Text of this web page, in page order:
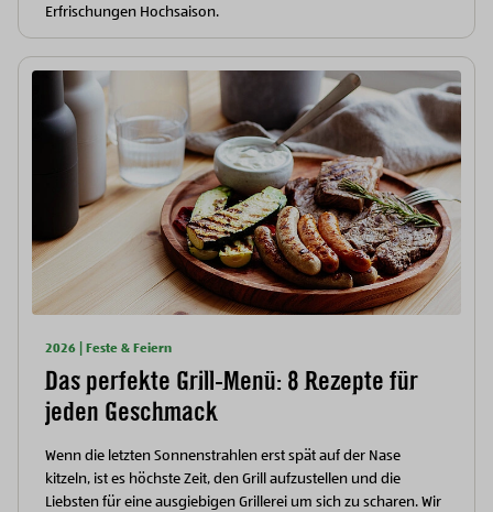
Erfrischungen Hochsaison.
2026 | Feste & Feiern
Das perfekte Grill-Menü: 8 Rezepte für
jeden Geschmack
Wenn die letzten Sonnenstrahlen erst spät auf der Nase
kitzeln, ist es höchste Zeit, den Grill aufzustellen und die
Liebsten für eine ausgiebigen Grillerei um sich zu scharen. Wir